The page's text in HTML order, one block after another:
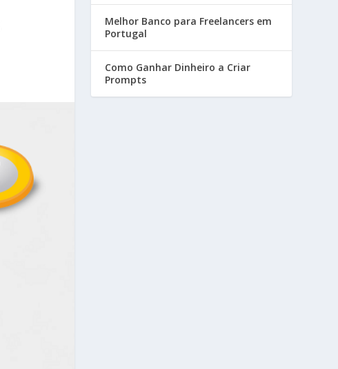
Melhor Banco para Freelancers em
Portugal
Como Ganhar Dinheiro a Criar
Prompts